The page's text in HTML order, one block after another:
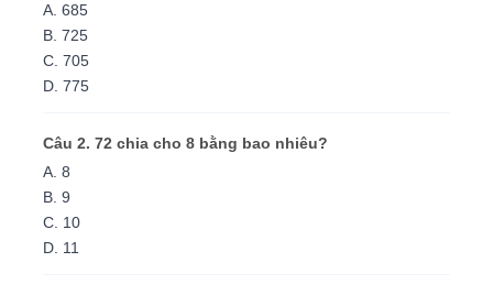
A. 685
B. 725
C. 705
D. 775
Câu 2. 72 chia cho 8 bằng bao nhiêu?
A. 8
B. 9
C. 10
D. 11